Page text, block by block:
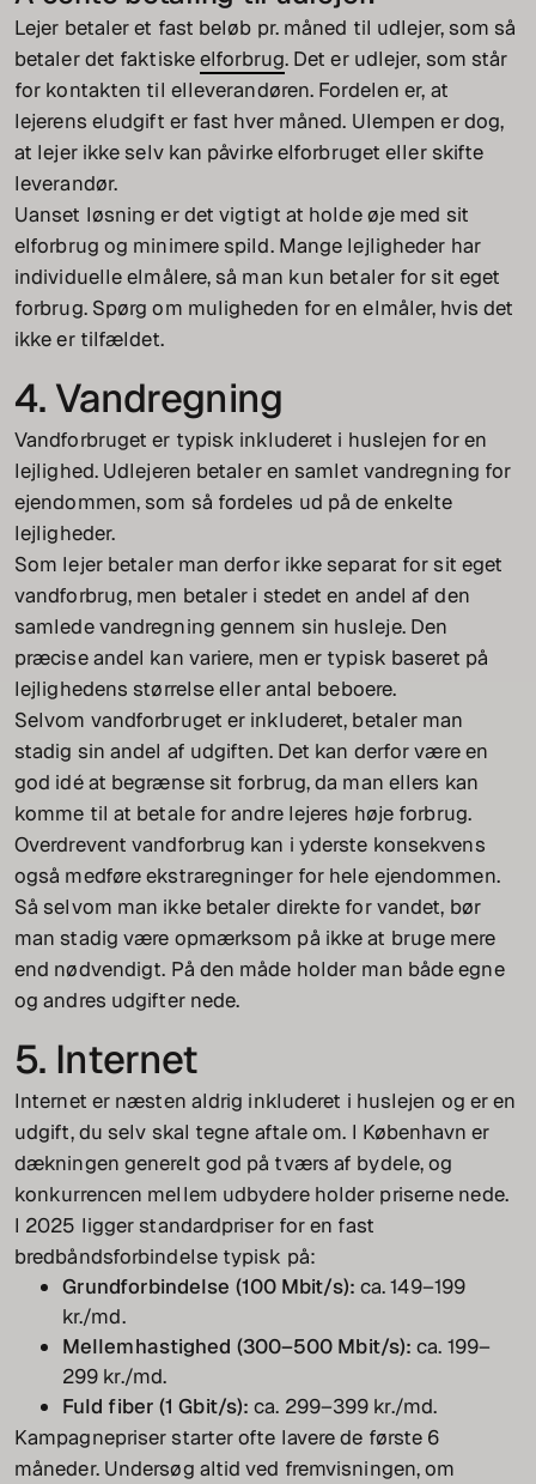
Lejer betaler et fast beløb pr. måned til udlejer, som så
betaler det faktiskeelforbrug. Det er udlejer, som står
for kontakten til elleverandøren. Fordelen er, at
lejerens eludgift er fast hver måned. Ulempen er dog,
at lejer ikke selv kan påvirke elforbruget eller skifte
leverandør.
Uanset løsning er det vigtigt at holde øje med sit
elforbrug og minimere spild. Mange lejligheder har
individuelle elmålere, så man kun betaler for sit eget
forbrug. Spørg om muligheden for en elmåler, hvis det
ikke er tilfældet.
4. Vandregning
Vandforbruget er typisk inkluderet i huslejen for en
lejlighed. Udlejeren betaler en samlet vandregning for
ejendommen, som så fordeles ud på de enkelte
lejligheder.
Som lejer betaler man derfor ikke separat for sit eget
vandforbrug, men betaler i stedet en andel af den
samlede vandregning gennem sin husleje. Den
præcise andel kan variere, men er typisk baseret på
lejlighedens størrelse eller antal beboere.
Selvom vandforbruget er inkluderet, betaler man
stadig sin andel af udgiften. Det kan derfor være en
god idé at begrænse sit forbrug, da man ellers kan
komme til at betale for andre lejeres høje forbrug.
Overdrevent vandforbrug kan i yderste konsekvens
også medføre ekstraregninger for hele ejendommen.
Så selvom man ikke betaler direkte for vandet, bør
man stadig være opmærksom på ikke at bruge mere
end nødvendigt. På den måde holder man både egne
og andres udgifter nede.
5. Internet
Internet er næsten aldrig inkluderet i huslejen og er en
udgift, du selv skal tegne aftale om. I København er
dækningen generelt god på tværs af bydele, og
konkurrencen mellem udbydere holder priserne nede.
I 2025 ligger standardpriser for en fast
bredbåndsforbindelse typisk på:
Grundforbindelse (100 Mbit/s): ca. 149–199
kr./md.
Mellemhastighed (300–500 Mbit/s): ca. 199–
299 kr./md.
Fuld fiber (1 Gbit/s): ca. 299–399 kr./md.
Kampagnepriser starter ofte lavere de første 6
måneder. Undersøg altid ved fremvisningen, om